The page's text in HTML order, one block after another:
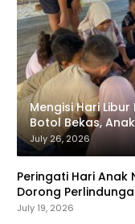
Mengisi Hari
Botol Bekas,
Bikin Gantungan
July 26, 2026
Peringati Hari Anak
Dorong
Anak Pesisir
July 19, 2026